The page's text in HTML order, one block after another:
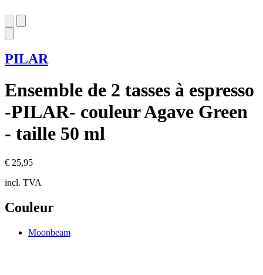
PILAR
Ensemble de 2 tasses à espresso
-PILAR- couleur Agave Green
- taille 50 ml
€ 25,95
incl. TVA
Couleur
Moonbeam